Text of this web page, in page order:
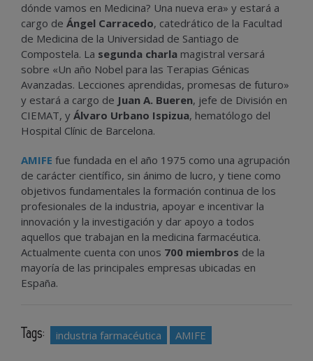
dónde vamos en Medicina? Una nueva era» y estará a
cargo de Ángel Carracedo, catedrático de la Facultad
de Medicina de la Universidad de Santiago de
Compostela. La segunda charla magistral versará
sobre «Un año Nobel para las Terapias Génicas
Avanzadas. Lecciones aprendidas, promesas de futuro»
y estará a cargo de Juan A. Bueren, jefe de División en
CIEMAT, y Álvaro Urbano Ispizua, hematólogo del
Hospital Clínic de Barcelona.
AMIFE fue fundada en el año 1975 como una agrupación
de carácter científico, sin ánimo de lucro, y tiene como
objetivos fundamentales la formación continua de los
profesionales de la industria, apoyar e incentivar la
innovación y la investigación y dar apoyo a todos
aquellos que trabajan en la medicina farmacéutica.
Actualmente cuenta con unos 700 miembros de la
mayoría de las principales empresas ubicadas en
España.
Tags: industria farmacéutica AMIFE